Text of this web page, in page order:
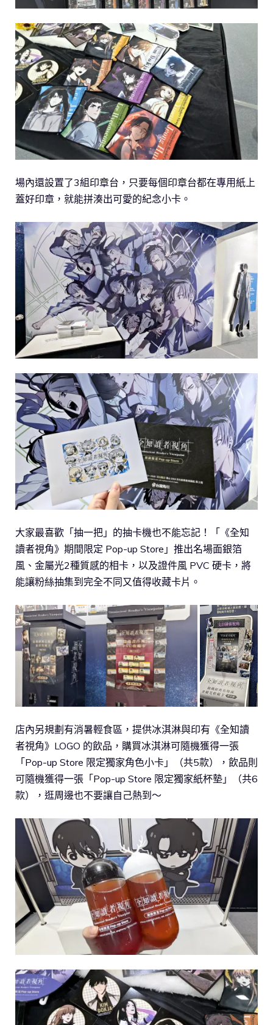
場內還設置了3組印章台，只要每個印章台都在專用紙上
蓋好印章，就能拼湊出可愛的紀念小卡。
大家最喜歡「抽一把」的抽卡機也不能忘記！「《全知
讀者視角》期間限定 Pop-up Store」推出名場面銀箔
風、金屬光2種質感的相卡，以及證件風 PVC 硬卡，將
能讓粉絲抽集到完全不同又值得收藏卡片。
店內另規劃有消暑輕食區，提供冰淇淋與印有《全知讀
者視角》LOGO 的飲品，購買冰淇淋可隨機獲得一張
「Pop-up Store 限定獨家角色小卡」（共5款），飲品則
可隨機獲得一張「Pop-up Store 限定獨家紙杯墊」（共6
款），逛周邊也不要讓自己熱到～